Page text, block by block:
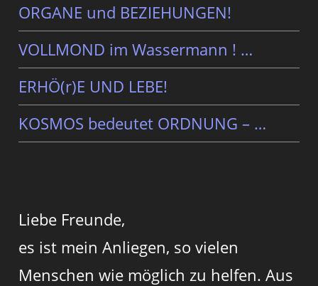
ORGANE und BEZIEHUNGEN!
VOLLMOND im Wassermann ! …
ERHÖ(r)E UND LEBE!
KOSMOS bedeutet ORDNUNG – …
Liebe Freunde,
es ist mein Anliegen, so vielen
Menschen wie möglich zu helfen. Aus